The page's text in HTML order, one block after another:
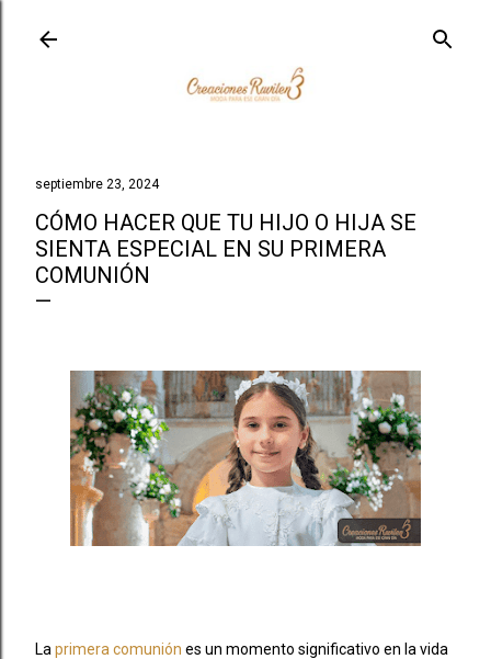
septiembre 23, 2024
CÓMO HACER QUE TU HIJO O HIJA SE
SIENTA ESPECIAL EN SU PRIMERA
COMUNIÓN
La primera comunión es un momento significativo en la vida